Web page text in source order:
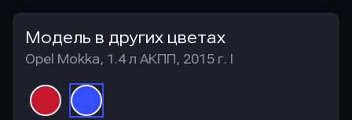
Модель в других цветах
Opel Mokka, 1.4 л АКПП, 2015 г. I